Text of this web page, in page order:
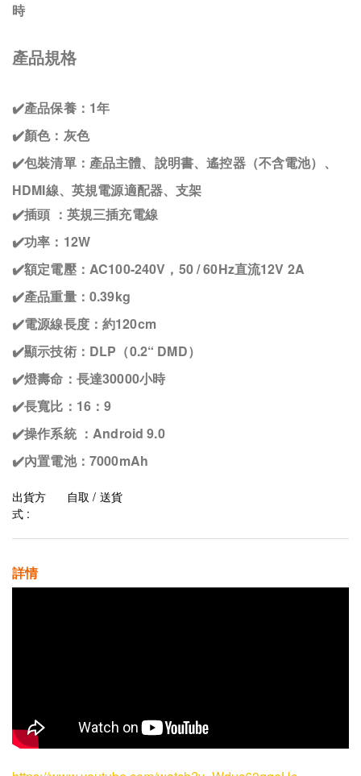
時
產品規格
✔️產品保養：1年
✔️顏色：灰色
✔️包裝清單：產品主體、說明書、遙控器（不含電池）、
HDMI線、英規電源適配器、支架
✔️插頭 ：英規三插充電線
✔️功率：12W
✔️額定電壓：AC100-240V，50 / 60Hz直流12V 2A
✔️產品重量：0.39kg
✔️電源線長度：約120cm
✔️顯示技術：DLP（0.2“ DMD）
✔️燈壽命：長達30000小時
✔️長寬比：16：9
✔️操作系統 ：Android 9.0
✔️內置電池：7000mAh
出貨方
式 :
自取 / 送貨
詳情